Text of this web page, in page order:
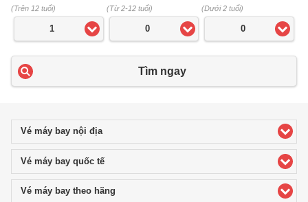
(Trên 12 tuổi)
1
(Từ 2-12 tuổi)
0
(Dưới 2 tuổi)
0
Tìm ngay
Vé máy bay nội địaclick to expand contents
Vé máy bay quốc tếclick to expand contents
Vé máy bay theo hãng